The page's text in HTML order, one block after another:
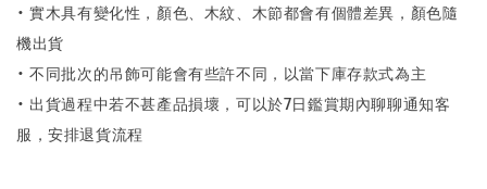
• 實木具有變化性，顏色、木紋、木節都會有個體差異，顏色隨
機出貨
• 不同批次的吊飾可能會有些許不同，以當下庫存款式為主
• 出貨過程中若不甚產品損壞，可以於7日鑑賞期內聊聊通知客
服，安排退貨流程